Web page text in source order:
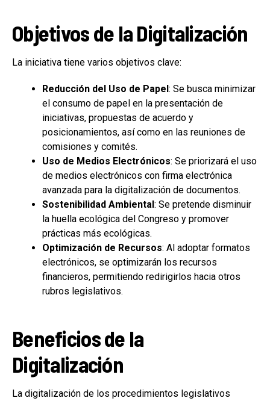
Objetivos de la Digitalización
La iniciativa tiene varios objetivos clave:
Reducción del Uso de Papel: Se busca minimizar
el consumo de papel en la presentación de
iniciativas, propuestas de acuerdo y
posicionamientos, así como en las reuniones de
comisiones y comités.
Uso de Medios Electrónicos: Se priorizará el uso
de medios electrónicos con firma electrónica
avanzada para la digitalización de documentos.
Sostenibilidad Ambiental: Se pretende disminuir
la huella ecológica del Congreso y promover
prácticas más ecológicas.
Optimización de Recursos: Al adoptar formatos
electrónicos, se optimizarán los recursos
financieros, permitiendo redirigirlos hacia otros
rubros legislativos.
Beneficios de la
Digitalización
La digitalización de los procedimientos legislativos